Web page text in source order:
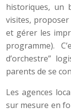
historiques, un
visites,
et gérer les
programme).
d’orchestre”
parents de se
Les agences
sur mesure en